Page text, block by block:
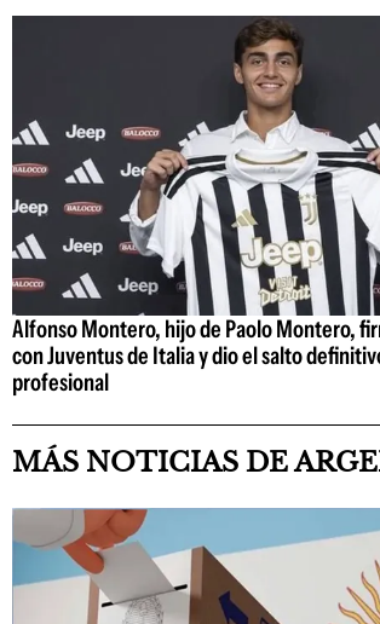
Alfonso Montero, hijo de Paolo Montero,
con Juventus de Italia y dio el salto
profesional
MÁS NOTICIAS DE